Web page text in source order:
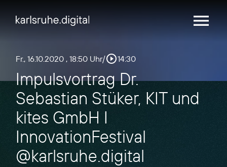
menu
Fr., 16.10.2020 , 18:50 Uhr/play_circle_outline14:30
Impulsvortrag Dr.
Sebastian Stüker, KIT und
kites GmbH I
InnovationFestival
@karlsruhe.digital